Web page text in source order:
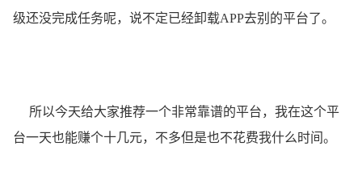
级还没完成任务呢，说不定已经卸载APP去别的平台了。
所以今天给大家推荐一个非常靠谱的平台，我在这个平
台一天也能赚个十几元，不多但是也不花费我什么时间。